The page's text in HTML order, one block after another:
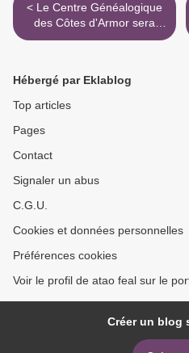
< Le Centre Généalogique
des Côtes d'Armor sera
présent :
Hébergé par Eklablog
Top articles
Pages
Contact
Signaler un abus
C.G.U.
Cookies et données personnelles
Préférences cookies
Voir le profil de atao feal sur le
Créer un blog